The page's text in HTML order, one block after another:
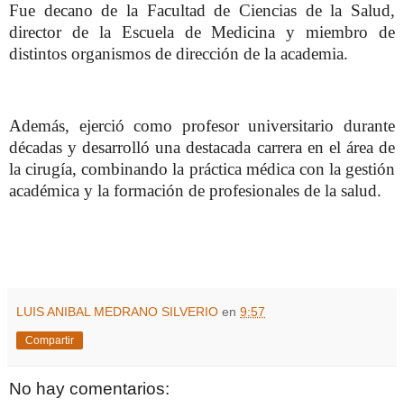
Fue decano de la Facultad de Ciencias de la Salud,
director de la Escuela de Medicina y miembro de
distintos organismos de dirección de la academia.
Además, ejerció como profesor universitario durante
décadas y desarrolló una destacada carrera en el área de
la cirugía, combinando la práctica médica con la gestión
académica y la formación de profesionales de la salud.
LUIS ANIBAL MEDRANO SILVERIO en 9:57
Compartir
No hay comentarios: